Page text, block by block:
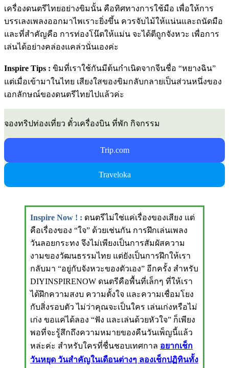
เครื่องดนตรีไทยอย่างขิมนั้น คือทิศทางการใช้มือ เพื่อให้การ
บรรเลงเพลงออกมาไพเราะยิ่งขึ้น ควรจับไม้ให้แน่นและถนัดมือ
และที่สำคัญคือ การท่องโน๊ตให้แม่น จะได้ตีถูกจังหวะ เพื่อการ
เล่นได้อย่างคล่องแคล่วนั่นเองค่ะ
Inspire Tips : ขิมที่เราใช้กันมีต้นกำเนิดจากจีนชื่อ “หยางฉิน”
แต่เมื่อเข้ามาในไทย เสียงใสของขิมกลับกลายเป็นส่วนหนึ่งของ
เอกลักษณ์ของดนตรีไทยไปแล้วค่ะ
จองทริปท่องเที่ยว ตั๋วเครื่องบิน ที่พัก กิจกรรม
Trip.com
Traveloka
Inspire Now ! : ดนตรีไม่ใช่แค่เรื่องของเสียง แต่
คือเรื่องของ “ใจ” ด้วยเช่นกัน การฝึกเล่นเพลง
วันลอยกระทง จึงไม่เพียงเป็นการสัมผัสความ
งามของวัฒนธรรมไทย แต่ยังเป็นการฝึกให้เรา
กลับมา “อยู่กับจังหวะของตัวเอง” อีกครั้ง สำหรับ
DIYINSPIRENOW ดนตรีคือพื้นที่เล็กๆ ที่ให้เรา
ได้ฝึกความสงบ ความตั้งใจ และความเชื่อมโยง
กับสิ่งรอบตัว ไม่ว่าคุณจะเป็นใคร เล่นเก่งหรือไม่
เก่ง ขอแค่ได้ลอง “ฟัง และเล่นด้วยหัวใจ” ก็เพียง
พอที่จะรู้สึกถึงความหมายของคืนวันเพ็ญนี้แล้ว
หล่ะค่ะ สำหรับใครที่ชื่นชอบเทศกาล อยากเช็ก
วันหยุด วันสำคัญในเดือนต่างๆ ลองเช็กปฏิทินทั้ง